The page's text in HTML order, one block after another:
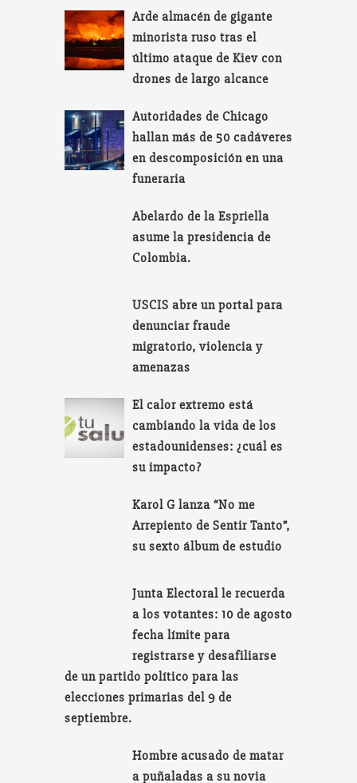
Arde almacén de gigante
minorista ruso tras el
último ataque de Kiev con
drones de largo alcance
Autoridades de Chicago
hallan más de 50 cadáveres
en descomposición en una
funeraria
Abelardo de la Espriella
asume la presidencia de
Colombia.
USCIS abre un portal para
denunciar fraude
migratorio, violencia y
amenazas
El calor extremo está
cambiando la vida de los
estadounidenses: ¿cuál es
su impacto?
Karol G lanza “No me
Arrepiento de Sentir Tanto”,
su sexto álbum de estudio
Junta Electoral le recuerda
a los votantes: 10 de agosto
fecha límite para
registrarse y desafiliarse
de un partido político para las
elecciones primarias del 9 de
septiembre.
Hombre acusado de matar
a puñaladas a su novia